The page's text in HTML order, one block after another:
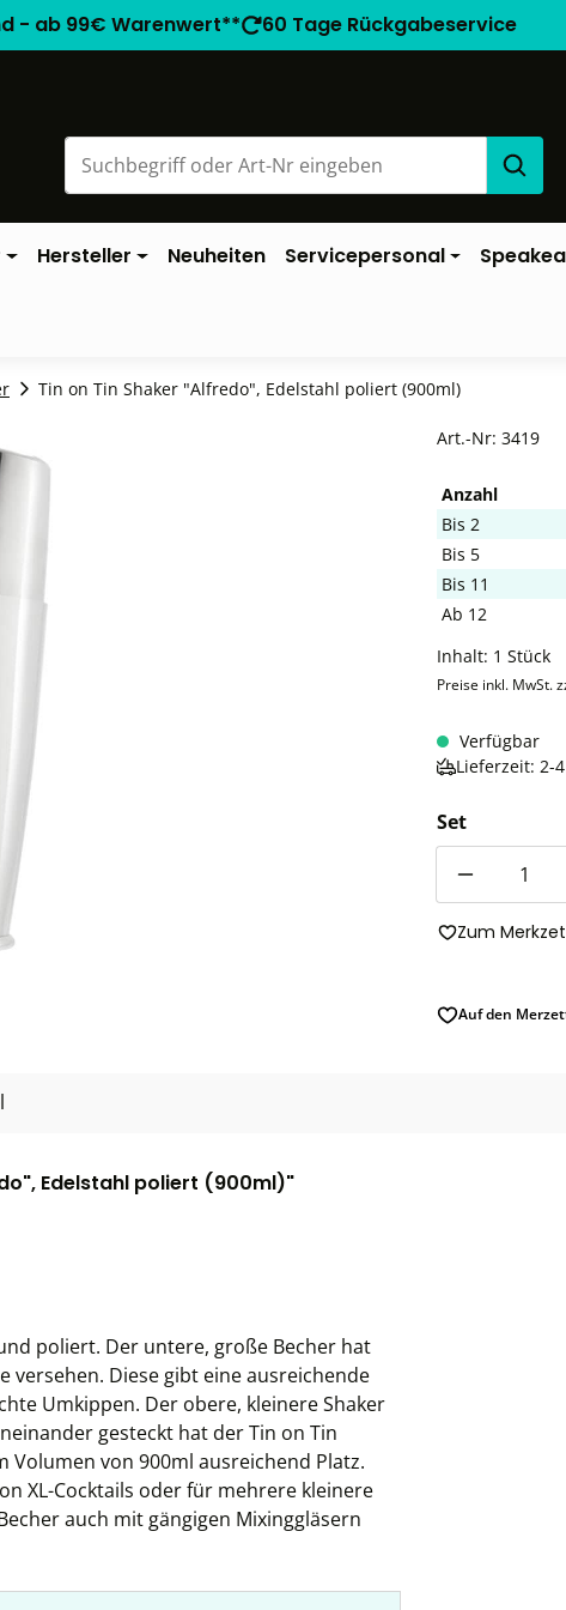
- ab 99€ Warenwert** 60 Tage Rückgabeservice
Hersteller Neuheiten Servicepersonal
Tin on Tin Shaker "Alfredo", Edelstahl poliert (900ml)
Art.-Nr: 3419
Anzahl
Bis 2
Bis 5
Bis 11
Ab 12
Inhalt: 1 Stück
Preise inkl. MwSt.
Verfügbar
Lieferzeit: 2-
Set
Zum
Auf den
Edelstahl poliert (900ml)"
poliert. Der untere, große Becher hat
versehen. Diese gibt eine ausreichende
Umkippen. Der obere, kleinere Shaker
gesteckt hat der Tin on Tin
Volumen von 900ml ausreichend Platz.
XL-Cocktails oder für mehrere kleinere
auch mit gängigen Mixinggläsern